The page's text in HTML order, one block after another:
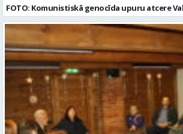
FOTO: Komunistiskā genocīda upuru atcere